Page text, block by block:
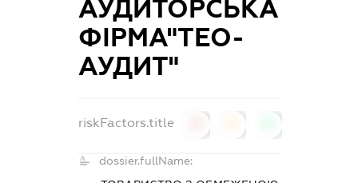
АУДИТОРСЬКА
ФІРМА"ТЕО-
АУДИТ"
riskFactors.title
dossier.fullName: